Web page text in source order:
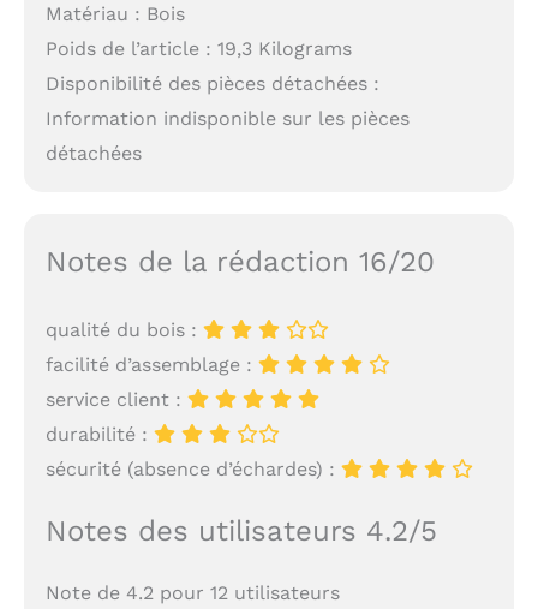
Matériau : Bois
Poids de l’article : 19,3 Kilograms
Disponibilité des pièces détachées :
Information indisponible sur les pièces
détachées
Notes de la rédaction 16/20
qualité du bois :
facilité d’assemblage :
service client :
durabilité :
sécurité (absence d’échardes) :
Notes des utilisateurs 4.2/5
Note de 4.2 pour 12 utilisateurs